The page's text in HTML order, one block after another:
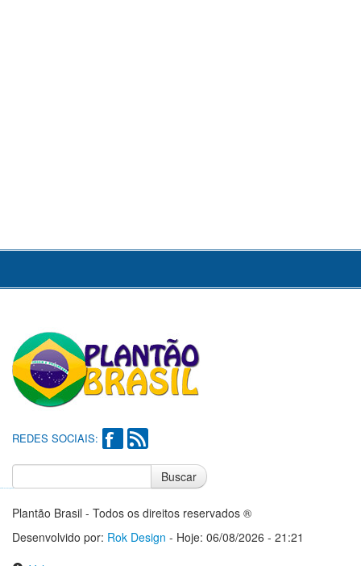
REDES SOCIAIS:
Buscar
Plantão Brasil - Todos os direitos reservados ®
Desenvolvido por: Rok Design - Hoje: 06/08/2026 - 21:21